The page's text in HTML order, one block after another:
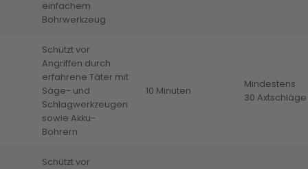
einfachem
Bohrwerkzeug
Schützt vor
Angriffen durch
erfahrene Täter mit
Säge- und
Schlagwerkzeugen
sowie Akku-
Bohrern
10 Minuten
Mindestens
30 Axtschläge
Schützt vor